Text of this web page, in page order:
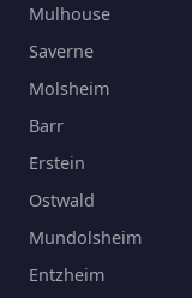
Mulhouse
Saverne
Molsheim
Barr
Erstein
Ostwald
Mundolsheim
Entzheim